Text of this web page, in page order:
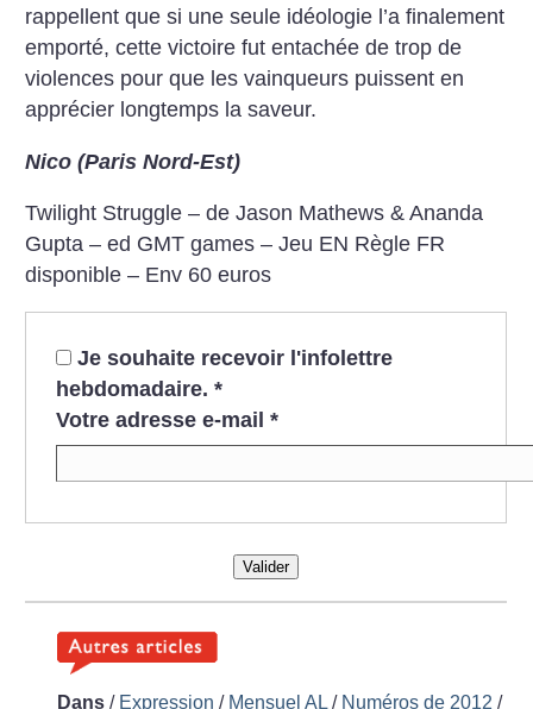
rappellent que si une seule idéologie l’a finalement
emporté, cette victoire fut entachée de trop de
violences pour que les vainqueurs puissent en
apprécier longtemps la saveur.
Nico (Paris Nord-Est)
Twilight Struggle – de Jason Mathews & Ananda
Gupta – ed GMT games – Jeu EN Règle FR
disponible – Env 60 euros
Je souhaite recevoir l'infolettre
hebdomadaire. *
Votre adresse e-mail *
Valider
Dans / Expression / Mensuel AL / Numéros de 2012 /